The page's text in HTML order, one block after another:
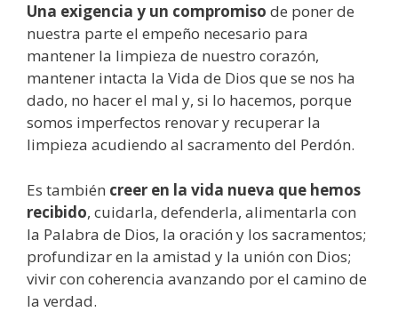
Una exigencia y un compromiso de poner de
nuestra parte el empeño necesario para
mantener la limpieza de nuestro corazón,
mantener intacta la Vida de Dios que se nos ha
dado, no hacer el mal y, si lo hacemos, porque
somos imperfectos renovar y recuperar la
limpieza acudiendo al sacramento del Perdón.
Es también creer en la vida nueva que hemos
recibido, cuidarla, defenderla, alimentarla con
la Palabra de Dios, la oración y los sacramentos;
profundizar en la amistad y la unión con Dios;
vivir con coherencia avanzando por el camino de
la verdad.